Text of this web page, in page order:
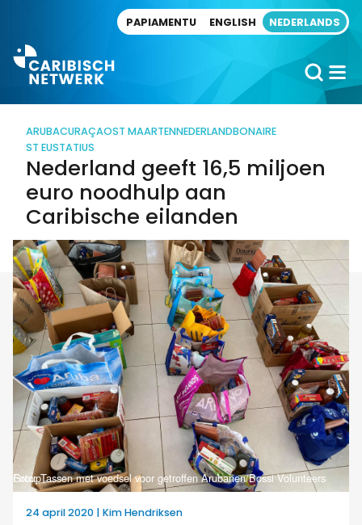
PAPIAMENTU ENGLISH NEDERLANDS
ARUBACURAÇAOST MAARTENNEDERLANDBONAIRE
ST EUSTATIUS
Nederland geeft 16,5 miljoen
euro noodhulp aan
Caribische eilanden
Foto: Tassen met voedsel voor getroffen Arubanen/Bossi Volunteers Group
24 april 2020 | Kim Hendriksen